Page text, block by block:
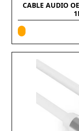
CABLE AUDIO